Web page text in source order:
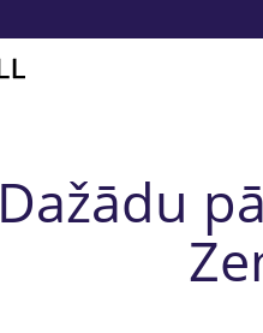
Dažādu